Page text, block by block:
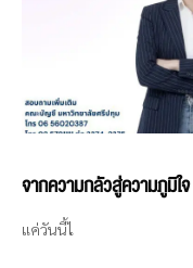
จากความกลัวสู่ความภูมิใ
แค่วันนี้ไ